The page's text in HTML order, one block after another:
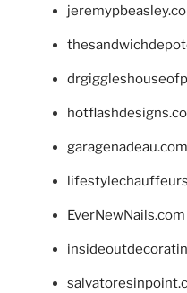
garagenadeau.com
EverNewNails.com